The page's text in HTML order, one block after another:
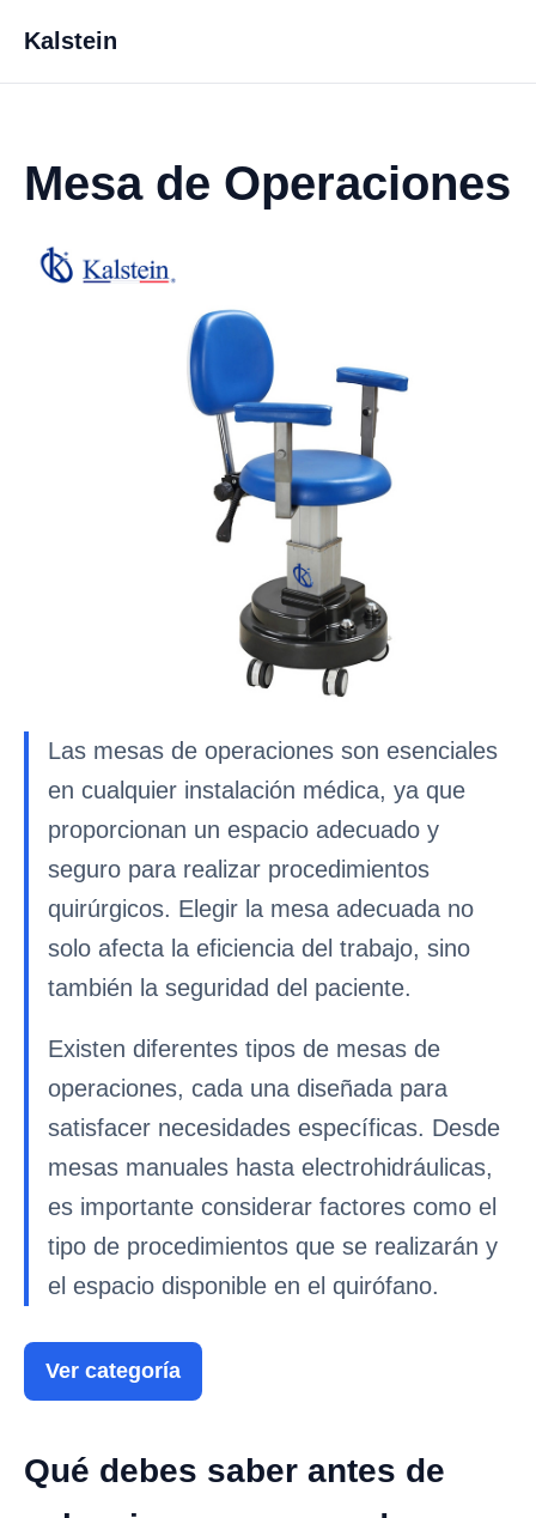
Kalstein
Mesa de Operaciones
Las mesas de operaciones son esenciales
en cualquier instalación médica, ya que
proporcionan un espacio adecuado y
seguro para realizar procedimientos
quirúrgicos. Elegir la mesa adecuada no
solo afecta la eficiencia del trabajo, sino
también la seguridad del paciente.
Existen diferentes tipos de mesas de
operaciones, cada una diseñada para
satisfacer necesidades específicas. Desde
mesas manuales hasta electrohidráulicas,
es importante considerar factores como el
tipo de procedimientos que se realizarán y
el espacio disponible en el quirófano.
Ver categoría
Qué debes saber antes de